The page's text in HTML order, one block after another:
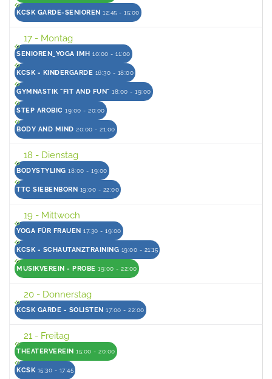
KCSK GARDE-SENIOREN 12:45 - 15:00
17 - Montag
SENIOREN_YOGA IMH 10:00 - 11:00
KCSK - KINDERGARDE 16:30 - 18:00
GYMNASTIK "FIT AND FUN" 18:00 - 19:00
STEP AROBIC 19:00 - 20:00
BODY AND MIND 20:00 - 21:00
18 - Dienstag
BODYSTYLING 18:00 - 19:00
TTC SIEBENBORN 19:00 - 22:00
19 - Mittwoch
YOGA FÜR FRAUEN 17:30 - 19:00
KCSK - SCHAUTANZTRAINING 19:00 - 21:15
MUSIKVEREIN - PROBE 19:00 - 22:00
20 - Donnerstag
KCSK GARDE - SOLISTEN 17:00 - 22:00
21 - Freitag
THEATERVEREIN 15:00 - 20:00
KCSK 15:30 - 17:45